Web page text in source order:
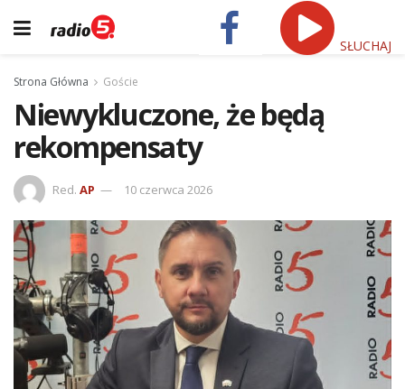
SŁUCHAJ
Strona Główna Goście
Niewykluczone, że będą
rekompensaty
Red. AP 10 czerwca 2026